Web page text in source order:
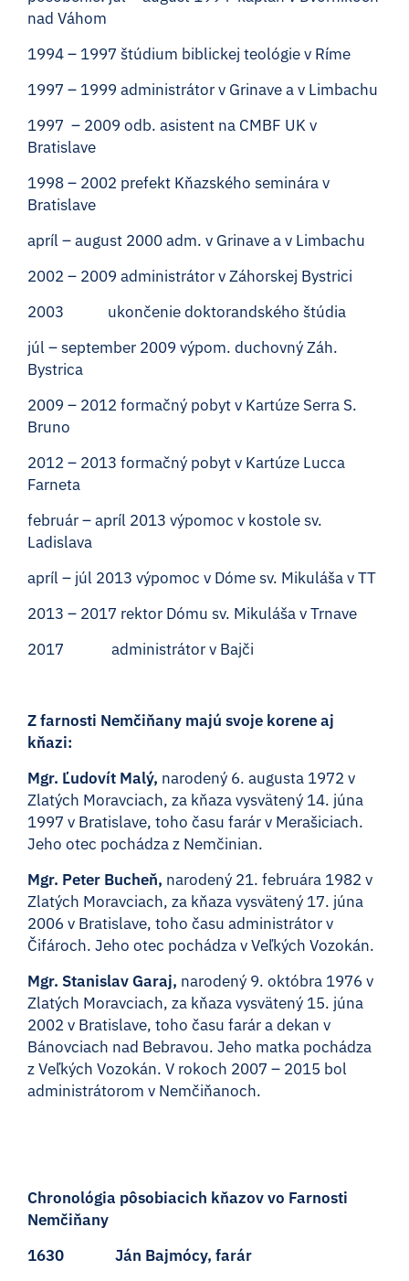
nad Váhom
1994 – 1997 štúdium biblickej teológie v Ríme
1997 – 1999 administrátor v Grinave a v Limbachu
1997 – 2009 odb. asistent na CMBF UK v
Bratislave
1998 – 2002 prefekt Kňazského seminára v
Bratislave
apríl – august 2000 adm. v Grinave a v Limbachu
2002 – 2009 administrátor v Záhorskej Bystrici
2003 ukončenie doktorandského štúdia
júl – september 2009 výpom. duchovný Záh.
Bystrica
2009 – 2012 formačný pobyt v Kartúze Serra S.
Bruno
2012 – 2013 formačný pobyt v Kartúze Lucca
Farneta
február – apríl 2013 výpomoc v kostole sv.
Ladislava
apríl – júl 2013 výpomoc v Dóme sv. Mikuláša v TT
2013 – 2017 rektor Dómu sv. Mikuláša v Trnave
2017 administrátor v Bajči
Z farnosti Nemčiňany majú svoje korene aj
kňazi:
Mgr. Ľudovít Malý, narodený 6. augusta 1972 v
Zlatých Moravciach, za kňaza vysvätený 14. júna
1997 v Bratislave, toho času farár v Merašiciach.
Jeho otec pochádza z Nemčinian.
Mgr. Peter Bucheň, narodený 21. februára 1982 v
Zlatých Moravciach, za kňaza vysvätený 17. júna
2006 v Bratislave, toho času administrátor v
Čifároch. Jeho otec pochádza v Veľkých Vozokán.
Mgr. Stanislav Garaj, narodený 9. októbra 1976 v
Zlatých Moravciach, za kňaza vysvätený 15. júna
2002 v Bratislave, toho času farár a dekan v
Bánovciach nad Bebravou. Jeho matka pochádza
z Veľkých Vozokán. V rokoch 2007 – 2015 bol
administrátorom v Nemčiňanoch.
Chronológia pôsobiacich kňazov vo Farnosti
Nemčiňany
1630 Ján Bajmócy, farár